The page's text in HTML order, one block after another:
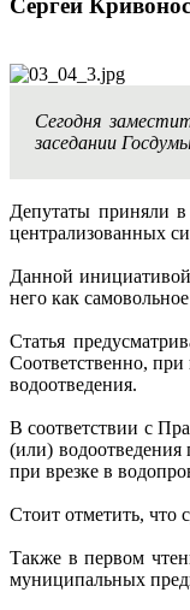
Сергей
Сегодня
заседании
Депутаты приняли в
централизованных
Данной
него как
Статья
Соответственно,
водоотведения.
В соответствии с
(или)
при врезке в
Стоит отметить, что
Также в первом
муниципальных